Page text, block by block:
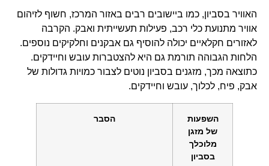
האוויר בסביון, כמו ביישובים רבים באזור המרכז, חשוף לזיהום
אוויר מתנועת כלי רכב, פעילות תעשייתית ואבק. הקרבה
לאזורים חקלאיים יכולה להוסיף גם אבקנים וחלקיקים נוספים.
הלחות הגבוהה תורמת גם היא להצטברות עובש וחיידקים.
כתוצאה מכך, מזגנים בסביון נוטים לצבור כמויות גדולות של
אבק, פיח, לכלוך, עובש וחיידקים.
השפעות
של מזגן
מלוכלך
בסביון
הסבר